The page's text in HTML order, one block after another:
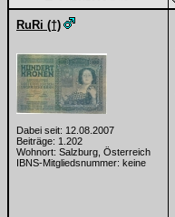
RuRi (†)
Dabei seit: 12.08.2007
Beiträge: 1.202
Wohnort: Salzburg, Österreich
IBNS-Mitgliedsnummer: keine